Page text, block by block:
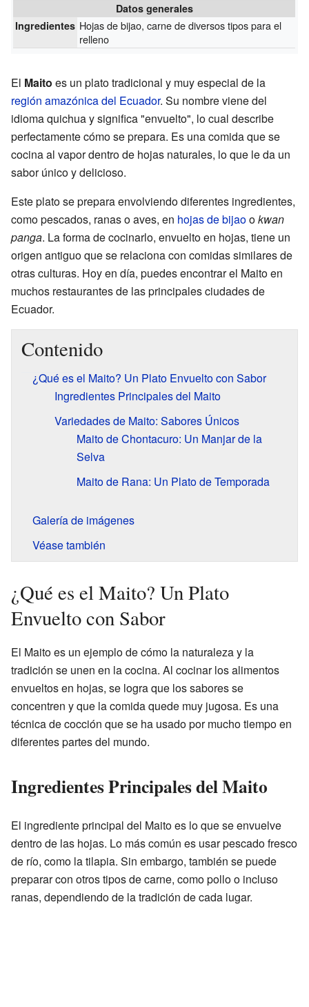
Datos generales
Ingredientes Hojas de bijao, carne de diversos tipos para el
relleno
El Maito es un plato tradicional y muy especial de la
región amazónica del Ecuador. Su nombre viene del
idioma quichua y significa "envuelto", lo cual describe
perfectamente cómo se prepara. Es una comida que se
cocina al vapor dentro de hojas naturales, lo que le da un
sabor único y delicioso.
Este plato se prepara envolviendo diferentes ingredientes,
como pescados, ranas o aves, en hojas de bijaookwan
panga. La forma de cocinarlo, envuelto en hojas, tiene un
origen antiguo que se relaciona con comidas similares de
otras culturas. Hoy en día, puedes encontrar el Maito en
muchos restaurantes de las principales ciudades de
Ecuador.
Contenido
¿Qué es el Maito? Un Plato Envuelto con Sabor
Ingredientes Principales del Maito
Variedades de Maito: Sabores Únicos
Maito de Chontacuro: Un Manjar de la
Selva
Maito de Rana: Un Plato de Temporada
Galería de imágenes
Véase también
¿Qué es el Maito? Un Plato
Envuelto con Sabor
El Maito es un ejemplo de cómo la naturaleza y la
tradición se unen en la cocina. Al cocinar los alimentos
envueltos en hojas, se logra que los sabores se
concentren y que la comida quede muy jugosa. Es una
técnica de cocción que se ha usado por mucho tiempo en
diferentes partes del mundo.
Ingredientes Principales del Maito
El ingrediente principal del Maito es lo que se envuelve
dentro de las hojas. Lo más común es usar pescado fresco
de río, como la tilapia. Sin embargo, también se puede
preparar con otros tipos de carne, como pollo o incluso
ranas, dependiendo de la tradición de cada lugar.